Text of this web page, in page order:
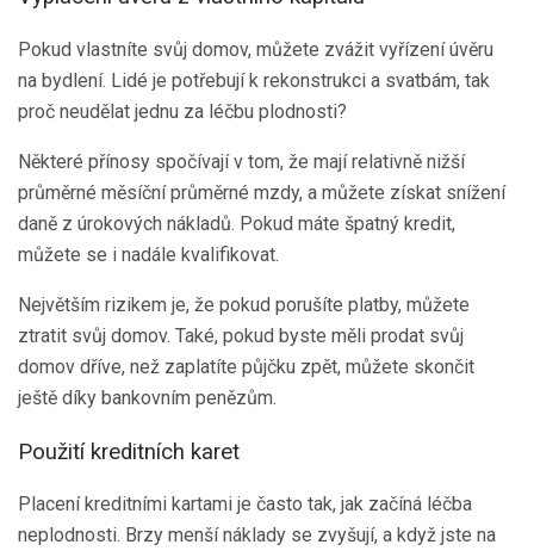
Pokud vlastníte svůj domov, můžete zvážit vyřízení úvěru
na bydlení. Lidé je potřebují k rekonstrukci a svatbám, tak
proč neudělat jednu za léčbu plodnosti?
Některé přínosy spočívají v tom, že mají relativně nižší
průměrné měsíční průměrné mzdy, a můžete získat snížení
daně z úrokových nákladů. Pokud máte špatný kredit,
můžete se i nadále kvalifikovat.
Největším rizikem je, že pokud porušíte platby, můžete
ztratit svůj domov. Také, pokud byste měli prodat svůj
domov dříve, než zaplatíte půjčku zpět, můžete skončit
ještě díky bankovním penězům.
Použití kreditních karet
Placení kreditními kartami je často tak, jak začíná léčba
neplodnosti. Brzy menší náklady se zvyšují, a když jste na